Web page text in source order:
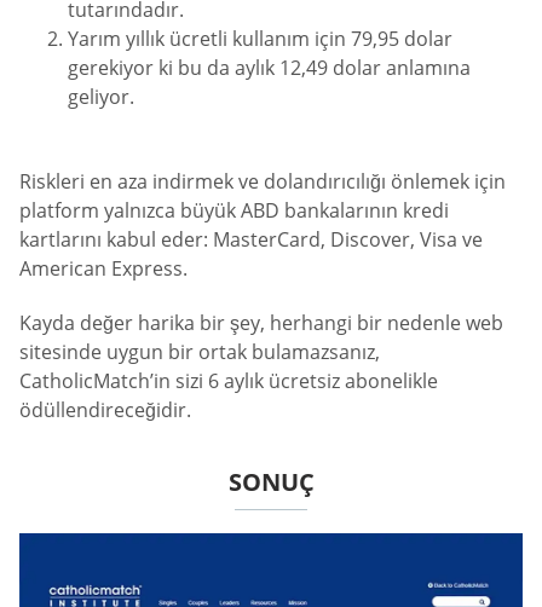
tutarındadır.
Yarım yıllık ücretli kullanım için 79,95 dolar
gerekiyor ki bu da aylık 12,49 dolar anlamına
geliyor.
Riskleri en aza indirmek ve dolandırıcılığı önlemek için
platform yalnızca büyük ABD bankalarının kredi
kartlarını kabul eder: MasterCard, Discover, Visa ve
American Express.
Kayda değer harika bir şey, herhangi bir nedenle web
sitesinde uygun bir ortak bulamazsanız,
CatholicMatch’in sizi 6 aylık ücretsiz abonelikle
ödüllendireceğidir.
SONUÇ